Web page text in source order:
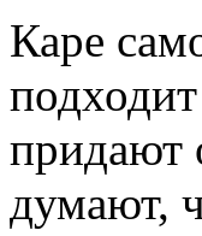
Каре
придают
думают,